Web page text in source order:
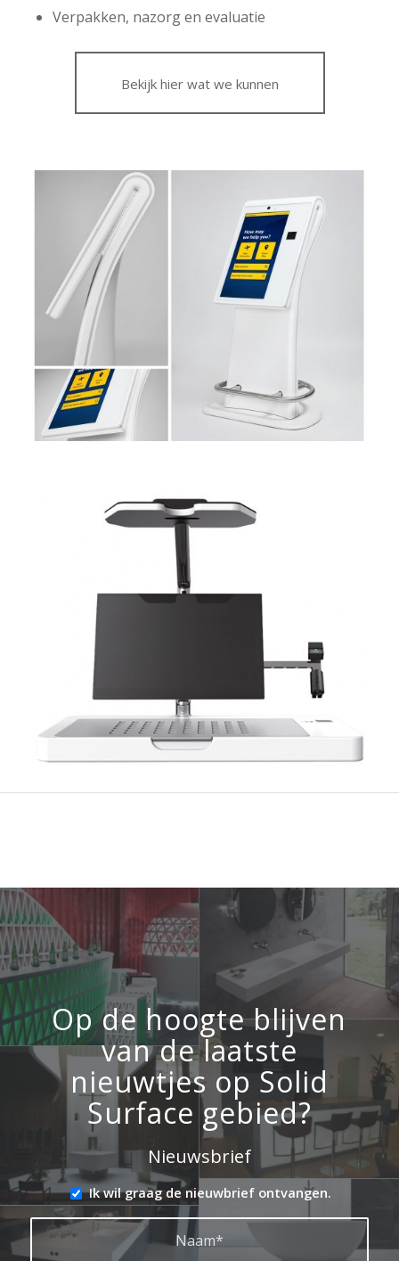
Verpakken, nazorg en evaluatie
Bekijk hier wat we kunnen
Op de hoogte blijven
van de laatste
nieuwtjes op Solid
Surface gebied?
Nieuwsbrief
Ik wil graag de nieuwbrief ontvangen.